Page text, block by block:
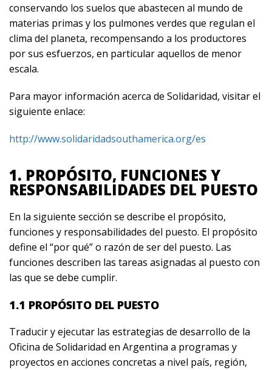
conservando los suelos que abastecen al mundo de
materias primas y los pulmones verdes que regulan el
clima del planeta, recompensando a los productores
por sus esfuerzos, en particular aquellos de menor
escala.
Para mayor información acerca de Solidaridad, visitar el
siguiente enlace:
http://www.solidaridadsouthamerica.org/es
1. PROPÓSITO, FUNCIONES Y
RESPONSABILIDADES DEL PUESTO
En la siguiente sección se describe el propósito,
funciones y responsabilidades del puesto. El propósito
define el “por qué” o razón de ser del puesto. Las
funciones describen las tareas asignadas al puesto con
las que se debe cumplir.
1.1 PROPÓSITO DEL PUESTO
Traducir y ejecutar las estrategias de desarrollo de la
Oficina de Solidaridad en Argentina a programas y
proyectos en acciones concretas a nivel país, región,